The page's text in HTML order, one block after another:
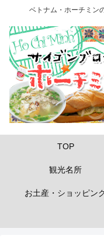
ベトナム・ホーチミン
TOP
観光名所
お土産・ショッピン